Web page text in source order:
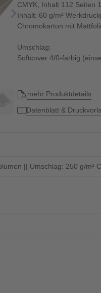
CMYK, Inhalt 112 Seiten
Inhalt: 60 g/m²
Chromokarton mit
Umschlag:
Softcover 4/0-farbig
mehr Produktdetails
Datenblatt &
|| Umschlag: 250 g/m²